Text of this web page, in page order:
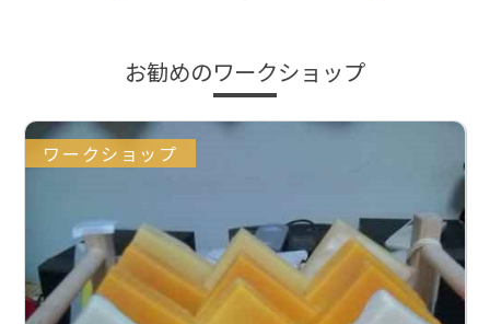
お勧めのワークショップ
ワークショップ